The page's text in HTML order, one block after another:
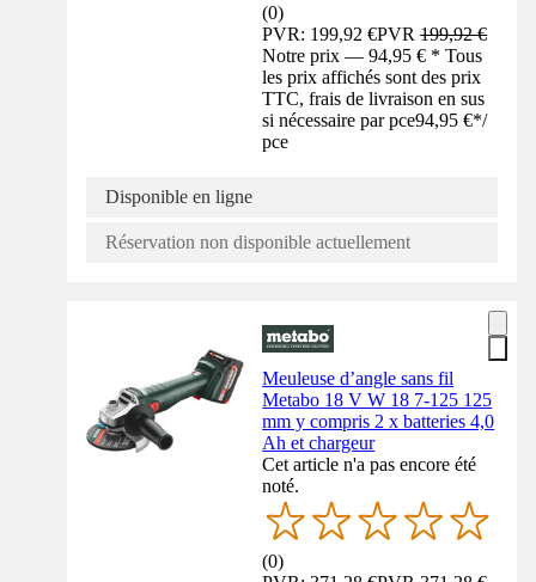
(0)
PVR: 199,92 €PVR199,92 €
Notre prix — 94,95 € * Tous
les prix affichés sont des prix
TTC, frais de livraison en sus
si nécessaire par pce94,95 €*/
pce
Disponible en ligne
Réservation non disponible actuellement
Meuleuse d’angle sans fil
Metabo 18 V W 18 7-125 125
mm y compris 2 x batteries 4,0
Ah et chargeur
Cet article n'a pas encore été
noté.
(0)